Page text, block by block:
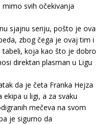
svih očekivanja
sjajnu seriju, pošto je ova
zbog čega je ovaj tim i
koja kao što je dobro
direktan plasman u Ligu
da je četa Franka Hejza
u ligi, a za svaku
mečeva na svom
je sigurno da